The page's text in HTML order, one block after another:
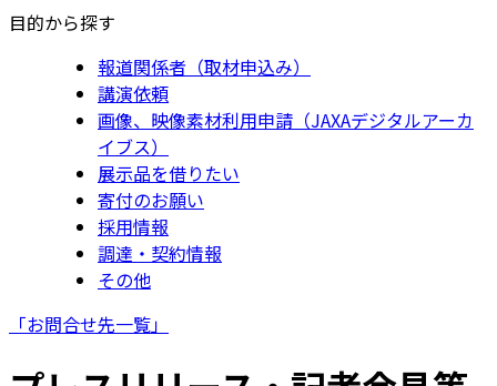
目的から探す
報道関係者（取材申込み）
講演依頼
画像、映像素材利用申請（JAXAデジタルアーカ
イブス）
展示品を借りたい
寄付のお願い
採用情報
調達・契約情報
その他
「お問合せ先一覧」